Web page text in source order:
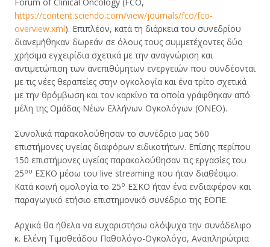
https://content.sciendo.com/view/journals/fco/fco-
overview.xml). Επιπλέον, κατά τη διάρκεια του συνεδρίου
διανεμήθηκαν δωρεάν σε όλους τους συμμετέχοντες δύο
χρήσιμα εγχειρίδια σχετικά με την αναγνώριση και
αντιμετώπιση των ανεπιθύμητων ενεργειών που συνδέονται
με τις νέες θεραπείες στην ογκολογία και ένα τρίτο σχετικά
με την θρόμβωση και τον καρκίνο τα οποία γράφθηκαν από
μέλη της Ομάδας Νέων Ελλήνων Ογκολόγων (ΟΝΕΟ).
Συνολικά παρακολούθησαν το συνέδριο μας 560
επιστήμονες υγείας διαφόρων ειδικοτήτων. Επίσης περίπου
150 επιστήμονες υγείας παρακολούθησαν τις εργασίες του
25ου ΕΣΚΟ μέσω του live streaming που ήταν διαθέσιμο.
Κατά κοινή ομολογία το 25ο ΕΣΚΟ ήταν ένα ενδιαφέρον και
παραγωγικό ετήσιο επιστημονικό συνέδριο της ΕΟΠΕ.
Αρχικά θα ήθελα να ευχαριστήσω ολόψυχα την συνάδελφο
κ. Ελένη Τιμοθεάδου Παθολόγο-Ογκολόγο, Αναπληρώτρια